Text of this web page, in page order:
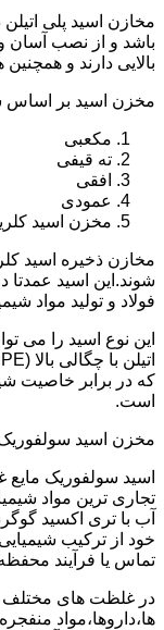
مخازن اسید پلی
باشد و از نصب
بالایی دارند و
مخزن اسید بر
مکعبی
ته قیفی
افقی
عمودی
مخزن اسید
شوند.این اسید
فولاد و تولید مواد
این نوع اسید را می
که در برابر خاصیت
است.
مخزن اسید
اسید سولفوریک
تجاری ترین مواد
آب با تری اکسید
خود از ترکیب
تماس یا فرآیند
در غلظت های مختلف از
ها،داروها،مواد